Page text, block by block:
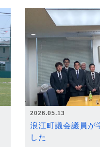
2026.05.13
浪江町議会議員が
した